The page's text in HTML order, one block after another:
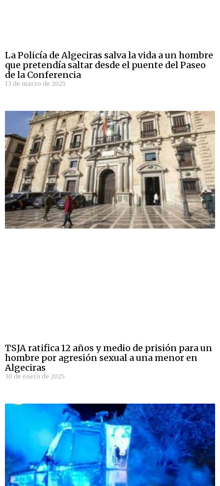
La Policía de Algeciras salva la vida a un hombre
que pretendía saltar desde el puente del Paseo
de la Conferencia
13 de marzo de 2025
TSJA ratifica 12 años y medio de prisión para un
hombre por agresión sexual a una menor en
Algeciras
30 de enero de 2025